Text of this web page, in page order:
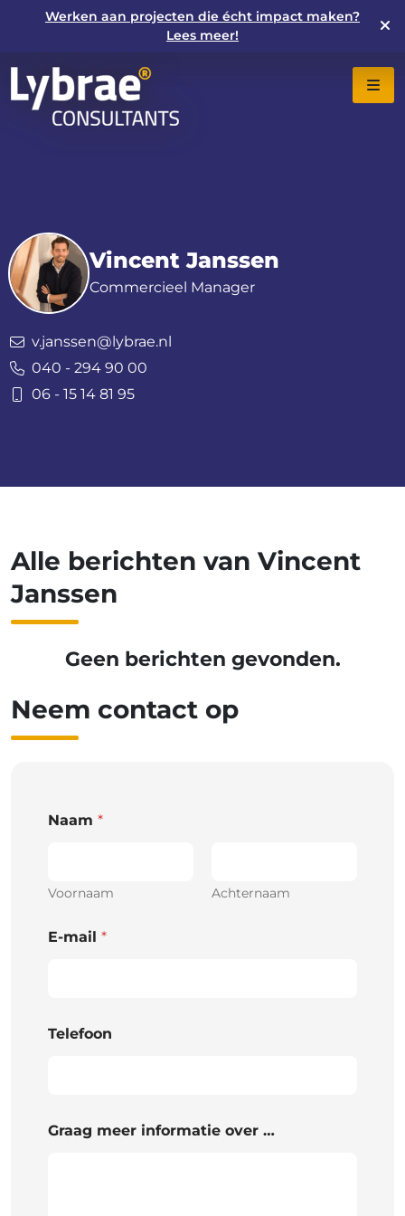
Werken aan projecten die écht impact maken?
Lees meer!
Vincent Janssen
Commercieel Manager
v.janssen@lybrae.nl
040 - 294 90 00
06 - 15 14 81 95
Alle berichten van Vincent
Janssen
Geen berichten gevonden.
Neem contact op
Naam *
Voornaam Achternaam
E-mail *
Telefoon
Graag meer informatie over …